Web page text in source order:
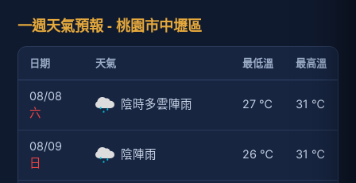
一週天氣預報 - 桃園市中壢區
日期 天氣 最低溫 最高溫
08/08
六
陰時多雲陣雨 27 ℃ 31 ℃
08/09
日
陰陣雨 26 ℃ 31 ℃